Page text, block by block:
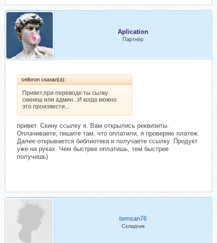
Aplication
Партнёр
seiloron сказал(а):
Привет,при переводе ты сылку
скинеш или админ...И когда можно
это произвести...
привет. Скину ссылку я. Вам открылись реквизиты.
Оплачиваете, пишите там, что оплатили, я проверяю платеж.
Далее открывается библиотека и получаете ссылку. Продукт
уже на руках. Чем быстрее оплатишь, тем быстрее
получишь)
temsan76
Складчик